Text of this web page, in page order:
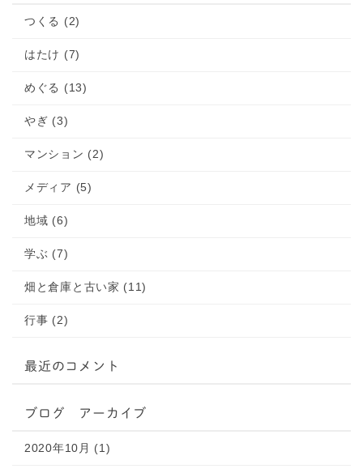
つくる (2)
はたけ (7)
めぐる (13)
やぎ (3)
マンション (2)
メディア (5)
地域 (6)
学ぶ (7)
畑と倉庫と古い家 (11)
行事 (2)
最近のコメント
ブログ アーカイブ
2020年10月 (1)